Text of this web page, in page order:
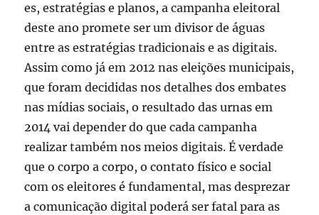
es, estratégias e planos, a campanha eleitoral
deste ano promete ser um divisor de águas
entre as estratégias tradicionais e as digitais.
Assim como já em 2012 nas eleições municipais,
que foram decididas nos detalhes dos embates
nas mídias sociais, o resultado das urnas em
2014 vai depender do que cada campanha
realizar também nos meios digitais. É verdade
que o corpo a corpo, o contato físico e social
com os eleitores é fundamental, mas desprezar
a comunicação digital poderá ser fatal para as